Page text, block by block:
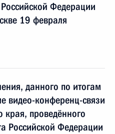
Федерации
19 февраля
данного по итогам
видео-конференц-связи
края, проведённого
Российской Федерации